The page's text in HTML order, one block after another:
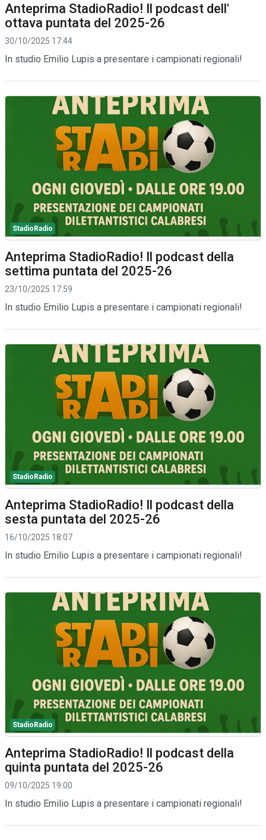
Anteprima StadioRadio! Il podcast dell'
ottava puntata del 2025-26
30/10/2025 17:44
In studio Emilio Lupis a presentare i campionati regionali!
StadioRadio
Anteprima StadioRadio! Il podcast della
settima puntata del 2025-26
23/10/2025 17:59
In studio Emilio Lupis a presentare i campionati regionali!
StadioRadio
Anteprima StadioRadio! Il podcast della
sesta puntata del 2025-26
16/10/2025 18:07
In studio Emilio Lupis a presentare i campionati regionali!
StadioRadio
Anteprima StadioRadio! Il podcast della
quinta puntata del 2025-26
09/10/2025 19:00
In studio Emilio Lupis a presentare i campionati regionali!